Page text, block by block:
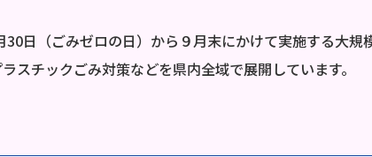
日（ごみゼロの日）から９月末にかけて実施する大
スチックごみ対策などを県内全域で展開しています。